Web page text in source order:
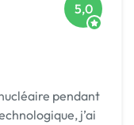
5,0
pendant
j’ai